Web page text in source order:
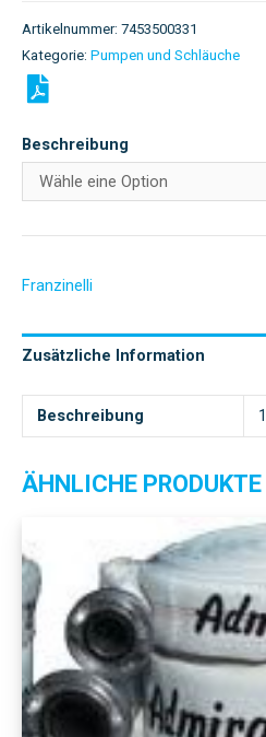
Artikelnummer: 7453500331
Kategorie: Pumpen und Schläuche
Beschreibung
Franzinelli
Zusätzliche Information
Beschreibung
ÄHNLICHE PRODUKTE